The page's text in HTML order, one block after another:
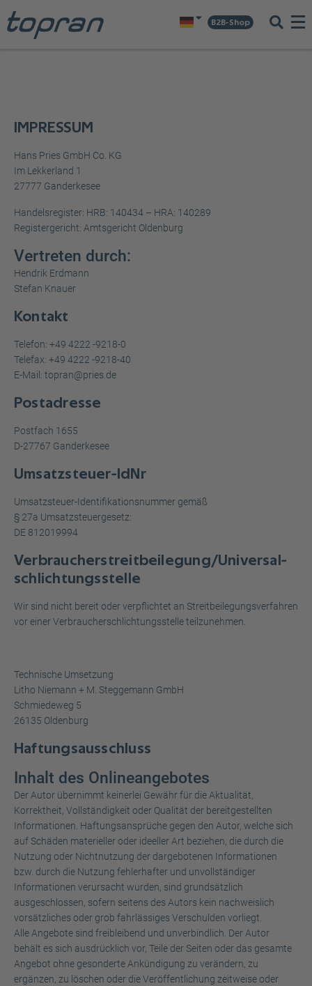
B2B-Shop
IMPRESSUM
Hans Pries GmbH Co. KG
Im Lekkerland 1
27777 Ganderkesee
Handelsregister: HRB: 140434 – HRA: 140289
Registergericht: Amtsgericht Oldenburg
Vertreten durch:
Hendrik Erdmann
Stefan Knauer
Kontakt
Telefon: +49 4222 -9218-0
Telefax: +49 4222 -9218-40
E-Mail: topran@pries.de
Postadresse
Postfach 1655
D-27767 Ganderkesee
Umsatzsteuer-IdNr
Umsatzsteuer-Identifikationsnummer gemäß
§ 27a Umsatzsteuergesetz:
DE 812019994
Verbraucher­streit­beilegung/Universal­
schlichtungs­stelle
Wir sind nicht bereit oder verpflichtet an Streitbeilegungsverfahren
vor einer Verbraucherschlichtungsstelle teilzunehmen.
Technische Umsetzung
Litho Niemann + M. Steggemann GmbH
Schmiedeweg 5
26135 Oldenburg
Haftungsausschluss
Inhalt des Onlineangebotes
Der Autor übernimmt keinerlei Gewähr für die Aktualität,
Korrektheit, Vollständigkeit oder Qualität der bereitgestellten
Informationen. Haftungsansprüche gegen den Autor, welche sich
auf Schäden materieller oder ideeller Art beziehen, die durch die
Nutzung oder Nichtnutzung der dargebotenen Informationen
bzw. durch die Nutzung fehlerhafter und unvollständiger
Informationen verursacht wurden, sind grundsätzlich
ausgeschlossen, sofern seitens des Autors kein nachweislich
vorsätzliches oder grob fahrlässiges Verschulden vorliegt.
Alle Angebote sind freibleibend und unverbindlich. Der Autor
behält es sich ausdrücklich vor, Teile der Seiten oder das gesamte
Angebot ohne gesonderte Ankündigung zu verändern, zu
ergänzen, zu löschen oder die Veröffentlichung zeitweise oder